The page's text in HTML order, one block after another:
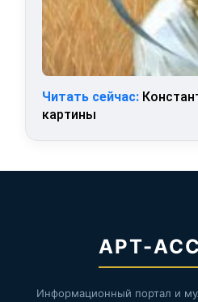
Читать сейчас:
картины
АРТ-
Информационный портал и